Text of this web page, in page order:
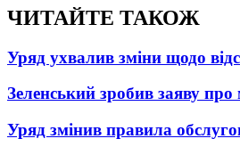
ЧИТАЙТЕ ТАКОЖ
Уряд ухвалив зміни щодо
Зеленський зробив заяву про
Уряд змінив правила